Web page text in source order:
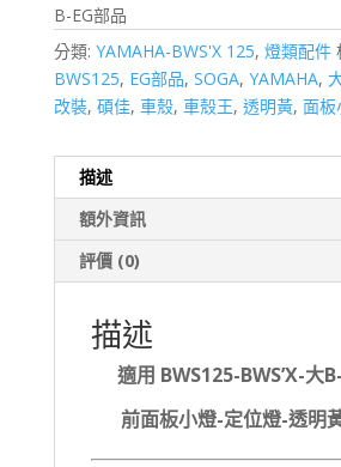
B-EG部品
分類: YAMAHA-BWS'X 125, 燈類配件
BWS125, EG部品, SOGA, YAMAHA,
改裝, 碩佳, 車殼, 車殼王, 透明黃, 面板
描述
額外資訊
評價 (0)
描述
適用 BWS125-BWS’X-大
前面板小燈-定位燈-透明